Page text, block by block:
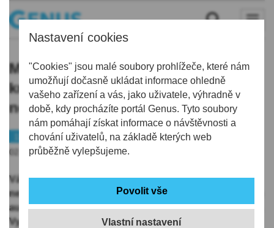
Nastavení cookies
"Cookies" jsou malé soubory prohlížeče, které nám
umožňují dočasně ukládat informace ohledně
vašeho zařízení a vás, jako uživatele, výhradně v
době, kdy procházíte portál Genus. Tyto soubory
nám pomáhají získat informace o návštěvnosti a
chování uživatelů, na základě kterých web
průběžně vylepšujeme.
Vlastní nastavení
Motocyklista je po střetu s autem v
kritickém stavu v liberecké
nemocnici
02.07.2019 | 15:05
Vážná nehoda se stala dnes na průtahu Libercem
nedaleko sjezdu do Košické ulice. Po střetu s osobním
autem je v kritickém stavu šestatřicetiletý motocyklista.
Vyplývá to z vyjádření mluvčích policie a záchranné